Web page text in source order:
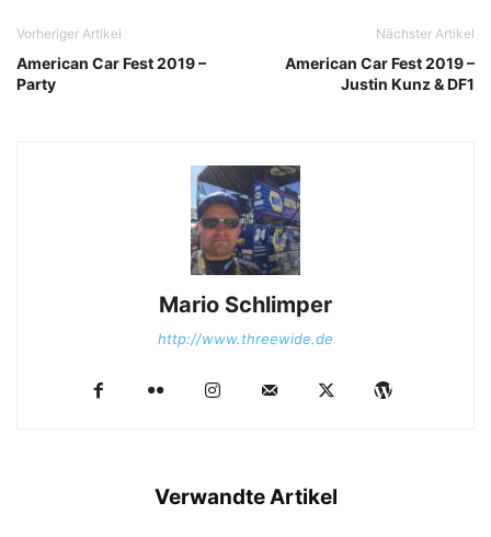
Vorheriger Artikel
American Car Fest 2019 –
Party
Nächster Artikel
American Car Fest 2019 –
Justin Kunz & DF1
Mario Schlimper
http://www.threewide.de
Verwandte Artikel